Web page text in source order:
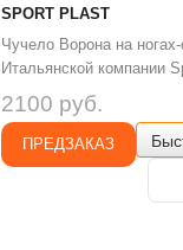
SPORT PLAST
Чучело Ворона на ногах-
Итальянской компании
Пласт). Муляж черного
стойке и колышке,
в натуральную
реалистичной
2100 руб.
ПРЕДЗАКАЗ